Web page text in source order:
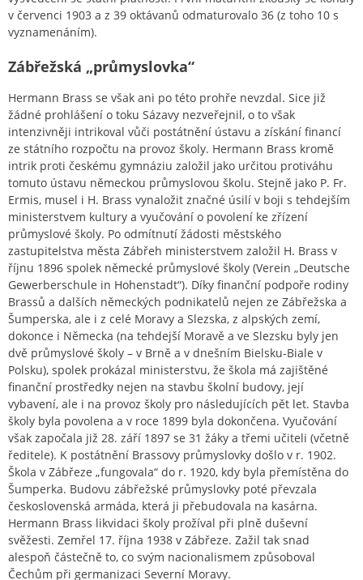
v červenci 1903 a z 39 oktávanů odmaturovalo 36 (z toho 10 s
vyznamenáním).
Zábřežská „průmyslovka“
Hermann Brass se však ani po této prohře nevzdal. Sice již
žádné prohlášení o toku Sázavy nezveřejnil, o to však
intenzivněji intrikoval vůči postátnění ústavu a získání financí
ze státního rozpočtu na provoz školy. Hermann Brass kromě
intrik proti českému gymnáziu založil jako určitou protiváhu
tomuto ústavu německou průmyslovou školu. Stejně jako P. Fr.
Ermis, musel i H. Brass vynaložit značné úsilí v boji s tehdejším
ministerstvem kultury a vyučování o povolení ke zřízení
průmyslové školy. Po odmítnutí žádosti městského
zastupitelstva města Zábřeh ministerstvem založil H. Brass v
říjnu 1896 spolek německé průmyslové školy (Verein „Deutsche
Gewerberschule in Hohenstadt“). Díky finanční podpoře rodiny
Brassů a dalších německých podnikatelů nejen ze Zábřežska a
Šumperska, ale i z celé Moravy a Slezska, z alpských zemí,
dokonce i Německa (na tehdejší Moravě a ve Slezsku byly jen
dvě průmyslové školy – v Brně a v dnešním Bielsku-Biale v
Polsku), spolek prokázal ministerstvu, že škola má zajištěné
finanční prostředky nejen na stavbu školní budovy, její
vybavení, ale i na provoz školy pro následujících pět let. Stavba
školy byla povolena a v roce 1899 byla dokončena. Vyučování
však započala již 28. září 1897 se 31 žáky a třemi učiteli (včetně
ředitele). K postátnění Brassovy průmyslovky došlo v r. 1902.
Škola v Zábřeze „fungovala“ do r. 1920, kdy byla přemístěna do
Šumperka. Budovu zábřežské průmyslovky poté převzala
československá armáda, která ji přebudovala na kasárna.
Hermann Brass likvidaci školy prožíval při plně duševní
svěžesti. Zemřel 17. října 1938 v Zábřeze. Zažil tak snad
alespoň částečně to, co svým nacionalismem způsoboval
Čechům při germanizaci Severní Moravy.